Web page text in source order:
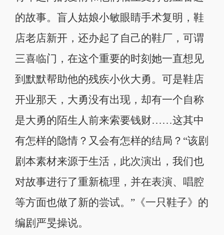
的故事。盲人姑娘小敏眼睛手术复明，鞋
店老店新开，还办起了自己的鞋厂，可谓
三喜临门，在这个重要的时刻她一直想见
到默默帮助他的残疾小伙大勇。可是鞋店
开业那天，大勇没有出现，却有一个自称
是大勇的陌生人前来索要钱财……这其中
有怎样的隐情？又会有怎样的结局？“该剧
剧本素材来源于生活，此次演出，我们也
对故事进行了重新梳理，并在表演、唱腔
等方面也做了新的尝试。”《一只鞋子》的
编剧严旻操说。